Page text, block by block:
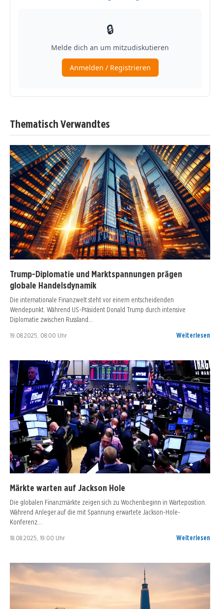
Thematisch Verwandtes
Trump-Diplomatie und Marktspannungen prägen
globale Handelsdynamik
Die internationale Finanzwelt steht vor einem entscheidenden
Wendepunkt. Während US-Präsident Donald Trump durch intensive
Diplomatie zwischen Russland…
19.08.2025, 08:00 Uhr Weiterlesen
Märkte warten auf Jackson Hole
Die globalen Finanzmärkte zeigen sich zu Wochenbeginn in Warteposition.
Während Anleger auf die mit Spannung erwartete Jackson-Hole-
Konferenz…
18.08.2025, 19:00 Uhr Weiterlesen